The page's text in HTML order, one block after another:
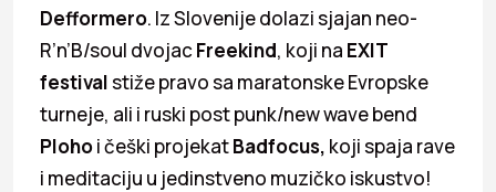
Defformero. Iz Slovenije dolazi sjajan neo-
R’n’B/soul dvojacFreekind, koji na EXIT
festivalstiže pravo sa maratonske Evropske
turneje, ali i ruski post punk/new wave bend
Plohoi češki projekatBadfocus, koji spaja rave
i meditaciju u jedinstveno muzičko iskustvo!